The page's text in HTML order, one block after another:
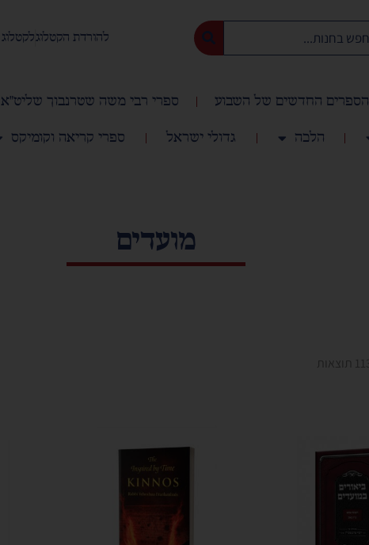
להורדת הקטלוג
הספרים החדשים של השבוע ספרי רבי משה שטרנבוך שליט"א
הלכה גדולי ישראל ספרי קריאה וקומיקס
מועדים